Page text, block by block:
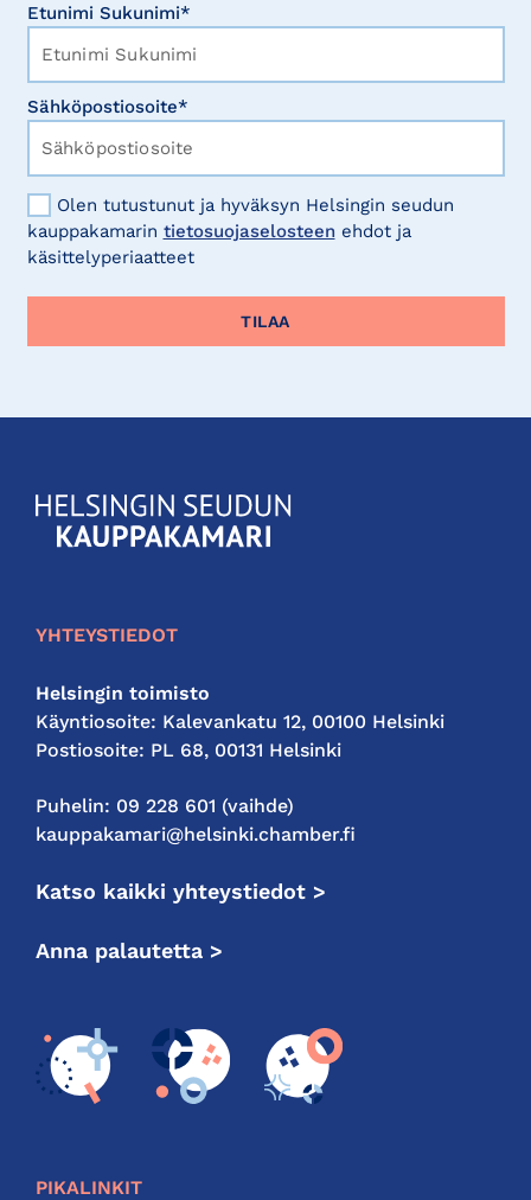
Etunimi Sukunimi*
Sähköpostiosoite*
Olen tutustunut ja hyväksyn Helsingin seudun
kauppakamarin tietosuojaselosteen ehdot ja
käsittelyperiaatteet
KauppakamariHelsingin
seudun
YHTEYSTIEDOT
Helsingin toimisto
Käyntiosoite: Kalevankatu 12, 00100 Helsinki
Postiosoite: PL 68, 00131 Helsinki
Puhelin: 09 228 601 (vaihde)
kauppakamari@helsinki.chamber.fi
Katso kaikki yhteystiedot >
Anna palautetta >
PIKALINKIT